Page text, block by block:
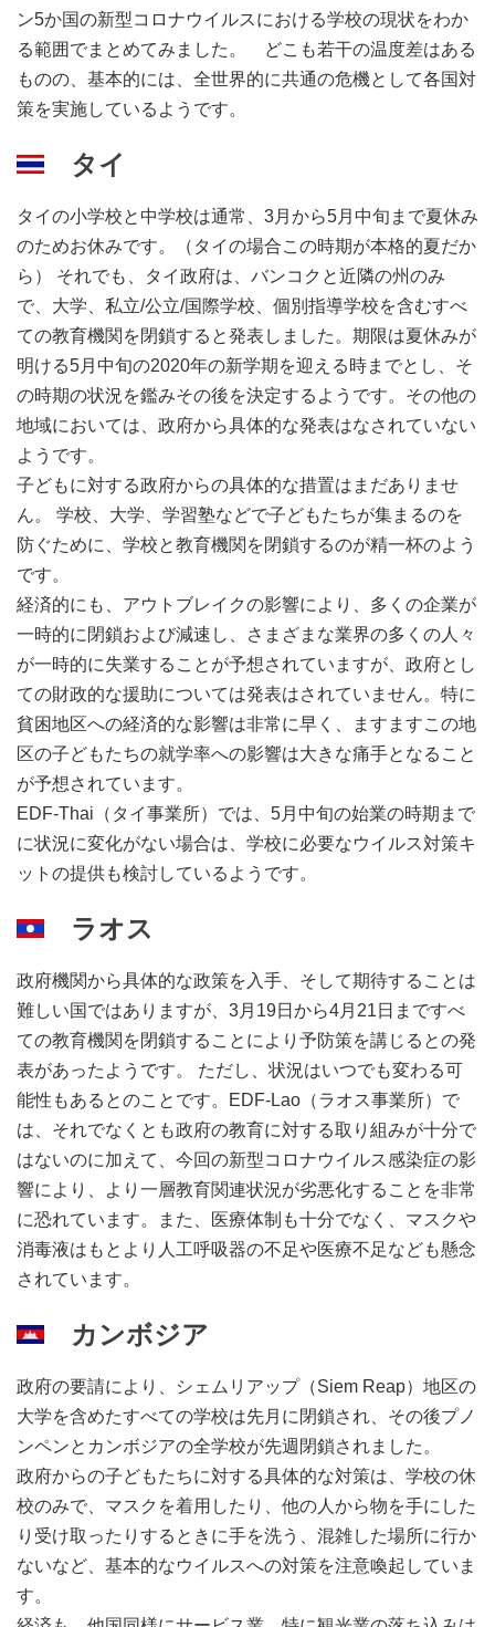
ン5か国の新型コロナウイルスにおける学校の現状をわか
る範囲でまとめてみました。 どこも若干の温度差はある
ものの、基本的には、全世界的に共通の危機として各国対
策を実施しているようです。
タイ
タイの小学校と中学校は通常、3月から5月中旬まで夏休み
のためお休みです。（タイの場合この時期が本格的夏だか
ら） それでも、タイ政府は、バンコクと近隣の州のみ
で、大学、私立/公立/国際学校、個別指導学校を含むすべ
ての教育機関を閉鎖すると発表しました。期限は夏休みが
明ける5月中旬の2020年の新学期を迎える時までとし、そ
の時期の状況を鑑みその後を決定するようです。その他の
地域においては、政府から具体的な発表はなされていない
ようです。
子どもに対する政府からの具体的な措置はまだありませ
ん。 学校、大学、学習塾などで子どもたちが集まるのを
防ぐために、学校と教育機関を閉鎖するのが精一杯のよう
です。
経済的にも、アウトブレイクの影響により、多くの企業が
一時的に閉鎖および減速し、さまざまな業界の多くの人々
が一時的に失業することが予想されていますが、政府とし
ての財政的な援助については発表はされていません。特に
貧困地区への経済的な影響は非常に早く、ますますこの地
区の子どもたちの就学率への影響は大きな痛手となること
が予想されています。
EDF-Thai（タイ事業所）では、5月中旬の始業の時期まで
に状況に変化がない場合は、学校に必要なウイルス対策キ
ットの提供も検討しているようです。
ラオス
政府機関から具体的な政策を入手、そして期待することは
難しい国ではありますが、3月19日から4月21日まですべ
ての教育機関を閉鎖することにより予防策を講じるとの発
表があったようです。 ただし、状況はいつでも変わる可
能性もあるとのことです。EDF-Lao（ラオス事業所）で
は、それでなくとも政府の教育に対する取り組みが十分で
はないのに加えて、今回の新型コロナウイルス感染症の影
響により、より一層教育関連状況が劣悪化することを非常
に恐れています。また、医療体制も十分でなく、マスクや
消毒液はもとより人工呼吸器の不足や医療不足なども懸念
されています。
カンボジア
政府の要請により、シェムリアップ（Siem Reap）地区の
大学を含めたすべての学校は先月に閉鎖され、その後プノ
ンペンとカンボジアの全学校が先週閉鎖されました。
政府からの子どもたちに対する具体的な対策は、学校の休
校のみで、マスクを着用したり、他の人から物を手にした
り受け取ったりするときに手を洗う、混雑した場所に行か
ないなど、基本的なウイルスへの対策を注意喚起していま
す。